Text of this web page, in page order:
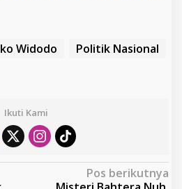
Widodo
Politik Nasional
Ikuti Kami
Pos berikutnya